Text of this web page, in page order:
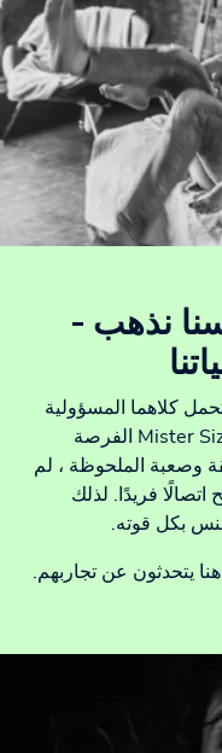
نذهب -
كلاهما المسؤولية
معًا ثم ينغمس في شعور جيد. يمنحك Mister Size الفرصة
وصعبة الملحوظة ، لم
فريدًا. لذلك
بكل قوته.
يتحدثون عن تجاربهم.